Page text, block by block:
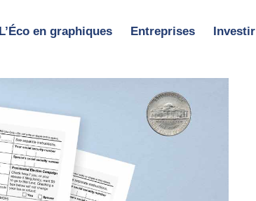
L’Éco en graphiques Entreprises Investir